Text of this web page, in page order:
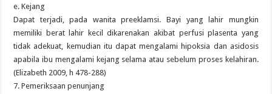
e. Kejang
Dapat terjadi, pada wanita preeklamsi. Bayi yang lahir mungkin
memiliki berat lahir kecil dikarenakan akibat perfusi plasenta yang
tidak adekuat, kemudian itu dapat mengalami hipoksia dan asidosis
apabila ibu mengalami kejang selama atau sebelum proses kelahiran.
(Elizabeth 2009, h 478-288)
7. Pemeriksaan penunjang